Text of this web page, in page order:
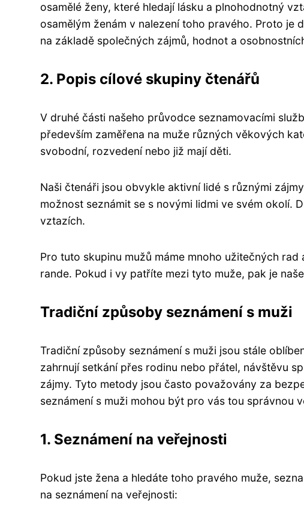
osamělé ženy, které hledají lásku a plnohodnotný
osamělým ženám v nalezení toho pravého. Proto
na základě společných zájmů, hodnot a
2. Popis cílové skupiny čtenářů
V druhé části našeho průvodce seznamovacími
především zaměřena na muže různých věkových
svobodní, rozvedení nebo již mají děti.
Naši čtenáři jsou obvykle aktivní lidé s různými
možnost seznámit se s novými lidmi ve svém okolí.
vztazích.
Pro tuto skupinu mužů máme mnoho užitečných
rande. Pokud i vy patříte mezi tyto muže, pak je
Tradiční způsoby seznámení s muži
Tradiční způsoby seznámení s muži jsou stále
zahrnují setkání přes rodinu nebo přátel, návštěvu
zájmy. Tyto metody jsou často považovány za
seznámení s muži mohou být pro vás tou správnou
1. Seznámení na veřejnosti
Pokud jste žena a hledáte toho pravého muže,
na seznámení na veřejnosti: